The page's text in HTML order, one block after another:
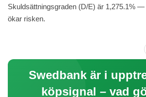
Skuldsättningsgraden (D/E) är 1,275.1% —
ökar risken.
Swedbank är i
köpsignal – vad